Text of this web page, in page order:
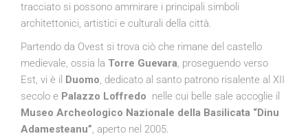
tracciato si possono ammirare i principali simboli
architettonici, artistici e culturali della città.
Partendo da Ovest si trova ciò che rimane del castello
medievale, ossia la Torre Guevara, proseguendo verso
Est, vi è il Duomo, dedicato al santo patrono risalente al XII
secolo e Palazzo Loffredo nelle cui belle sale accoglie il
Museo Archeologico Nazionale della Basilicata “Dinu
Adamesteanu”, aperto nel 2005.